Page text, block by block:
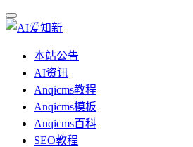
本站公告
AI资讯
Anqicms教程
Anqicms模板
Anqicms百科
SEO教程